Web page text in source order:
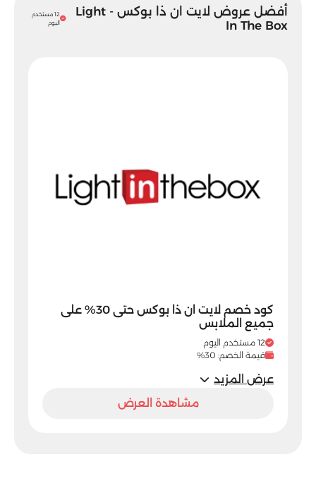
أفضل عروض لايت ان ذا بوكس - Light
In The Box
12 مستخدم
اليوم
كود خصم لايت ان ذا بوكس حتى 30% على
جميع الملابس
12 مستخدم اليوم
قيمة الخصم: 30%
عرض المزيد
مشاهدة العرض